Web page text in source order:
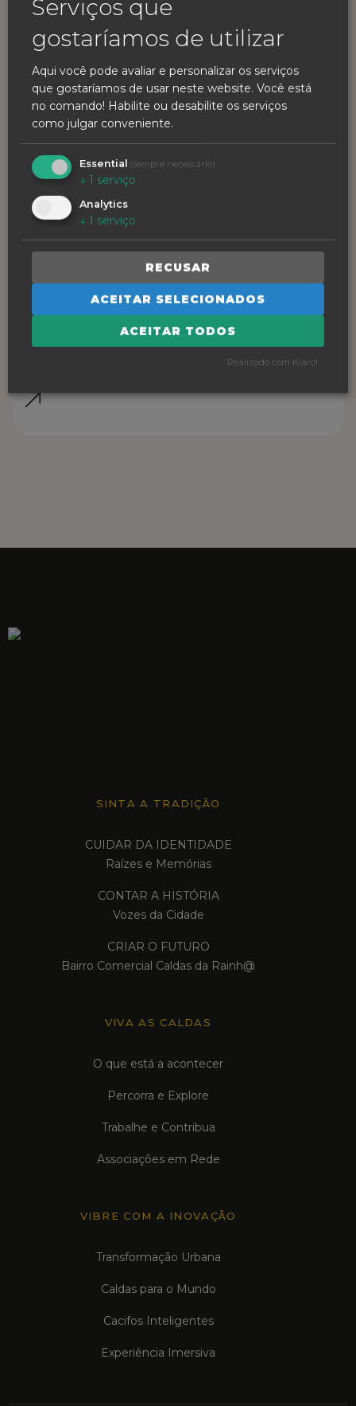
Casa Antero
Rua Alexandre Herculano 7, R/C, 2500-123
Caldas da Rainha
Seg–Sáb 10:00–22:00 | Domingo
encerrado
LINK
SINTA A TRADIÇÃO
CUIDAR DA IDENTIDADE
Raízes e Memórias
CONTAR A HISTÓRIA
Vozes da Cidade
CRIAR O FUTURO
Bairro Comercial Caldas da Rainh@
VIVA AS CALDAS
O que está a acontecer
Percorra e Explore
Trabalhe e Contribua
Associações em Rede
VIBRE COM A INOVAÇÃO
Transformação Urbana
Caldas para o Mundo
Cacifos Inteligentes
Experiência Imersiva
Serviços que
gostaríamos de utilizar
Aqui você pode avaliar e personalizar os serviços
que gostaríamos de usar neste website. Você está
no comando! Habilite ou desabilite os serviços
como julgar conveniente.
Essential (sempre necessário)
↓ 1 serviço
Analytics
↓ 1 serviço
RECUSAR
ACEITAR SELECIONADOS
ACEITAR TODOS
Realizado com Klaro!